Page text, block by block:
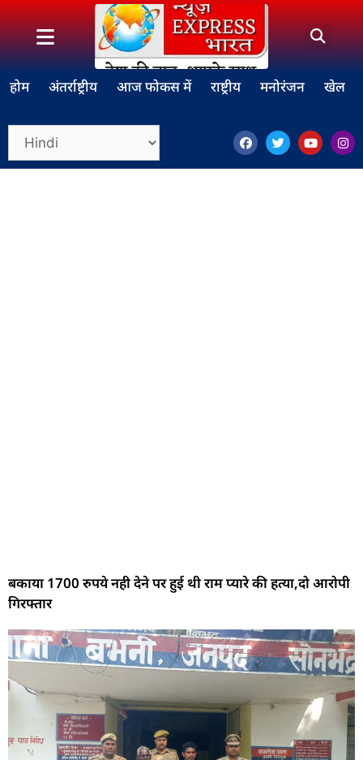
होम अंतर्राष्ट्रीय आज फोकस में राष्ट्रीय मनोरंजन खेल
बकाया 1700 रुपये नही देने पर हुई थी राम प्यारे की हत्या,दो आरोपी
गिरफ्तार